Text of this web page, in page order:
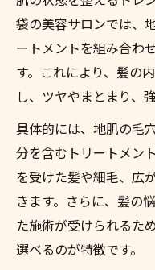
袋の美容サロンでは、
ートメントを組み合わ
す。これにより、髪の
し、ツヤやまとまり、
具体的には、地肌の毛
分を含むトリートメン
を受けた髪や細毛、広
きます。さらに、髪の
た施術が受けられるた
選べるのが特徴です。